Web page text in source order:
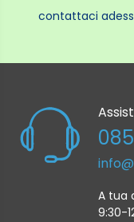
contattaci
A tua
9:30-